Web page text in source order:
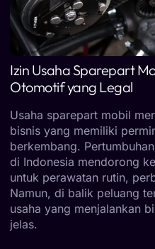
Izin Usaha Sparepart
Otomotif yang Legal
Usaha sparepart mobil
bisnis yang memiliki
berkembang.
di Indonesia mendorong
untuk perawatan rutin,
Namun, di balik peluang
usaha yang menjalankan
jelas.